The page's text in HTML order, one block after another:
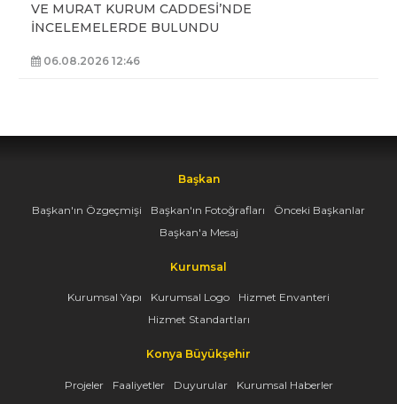
VE MURAT KURUM CADDESİ’NDE
İNCELEMELERDE BULUNDU
06.08.2026 12:46
Başkan
Başkan'ın Özgeçmişi Başkan'ın Fotoğrafları
Önceki Başkanlar
Başkan'a Mesaj
Kurumsal
Kurumsal Yapı Kurumsal Logo
Hizmet Envanteri
Hizmet Standartları
Konya Büyükşehir
Projeler Faaliyetler Duyurular Kurumsal Haberler